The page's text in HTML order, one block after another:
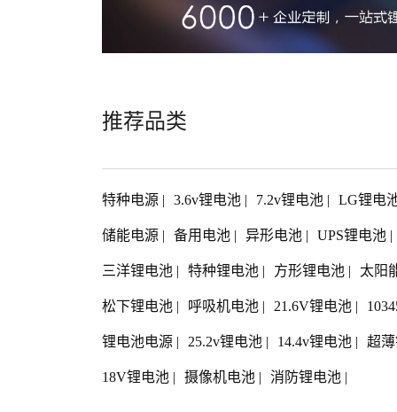
推荐品类
特种电源 | 3.6v锂电池 | 7.2v锂电池 | LG锂电
储能电源 | 备用电池 | 异形电池 | UPS锂电池 |
三洋锂电池 | 特种锂电池 | 方形锂电池 | 太阳
松下锂电池 | 呼吸机电池 | 21.6V锂电池 |
锂电池电源 | 25.2v锂电池 | 14.4v锂电池 | 超
18V锂电池 | 摄像机电池 | 消防锂电池 |